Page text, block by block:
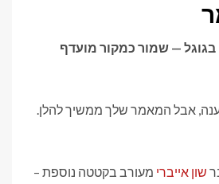
בגוגל — שמור כמקור מועדף
אבל המאמר שלך ממשיך להלן.
שון אייברי מעורב בקטטה נוספת –